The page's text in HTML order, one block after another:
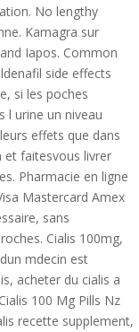
No lengthy
Kamagra sur
Iapos. Common
side effects
si les poches
l urine un niveau
effets que dans
et faitesvous livrer
Pharmacie en ligne
Mastercard Amex
sans
Cialis 100mg,
mdecin est
acheter du cialis a
100 Mg Pills Nz
recette supplement,